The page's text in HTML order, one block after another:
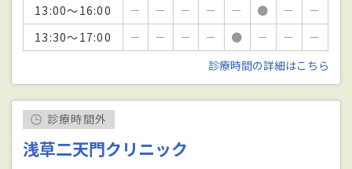
13:00～16:00
－ － － － － ● －
－
13:30～17:00
－ － － － ● － －
－
診療時間の詳細はこちら
診療時間外
浅草二天門クリニック